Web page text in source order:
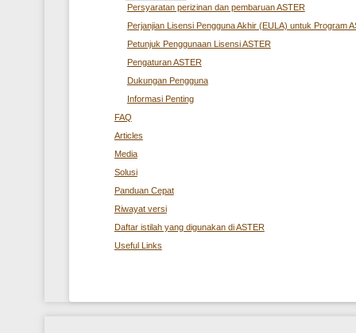
Persyaratan perizinan dan pembaruan ASTER
Perjanjian Lisensi Pengguna Akhir (EULA) untuk Program
Petunjuk Penggunaan Lisensi ASTER
Pengaturan ASTER
Dukungan Pengguna
Informasi Penting
FAQ
Articles
Media
Solusi
Panduan Cepat
Riwayat versi
Daftar istilah yang digunakan di ASTER
Useful Links